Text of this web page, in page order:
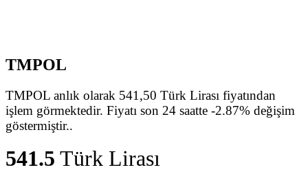
TMPOL
TMPOL anlık olarak 541,50 Türk Lirası fiyatından
işlem görmektedir. Fiyatı son 24 saatte -2.87% değişim
göstermiştir..
541.5 Türk Lirası